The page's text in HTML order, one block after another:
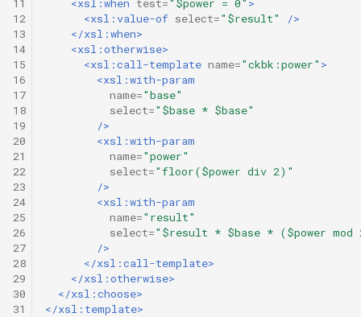
12
13
14
15
16
17
18
19
20
21
22
23
24
25
26
27
28
29
30
31
<xsl:value-of select="$result"
/>
</xsl:when>
<xsl:otherwise>
<xsl:call-template name="ckbk:power" >
<xsl:with-param
name="base"
select="$base * $base"
/>
<xsl:with-param
name="power"
select="floor($power div 2)"
/>
<xsl:with-param
name="result"
select="$result * $base * ($power
/>
</xsl:call-template>
</xsl:otherwise>
</xsl:choose>
</xsl:template>